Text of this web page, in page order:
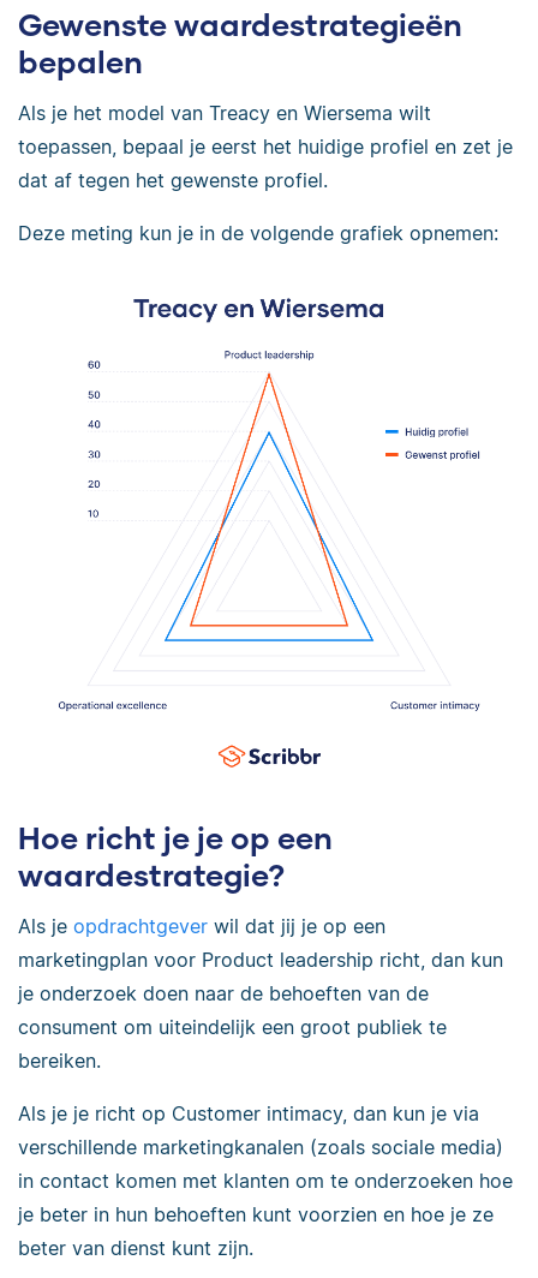
Gewenste waardestrategieën
bepalen
Als je het model van Treacy en Wiersema wilt
toepassen, bepaal je eerst het huidige profiel en zet je
dat af tegen het gewenste profiel.
Deze meting kun je in de volgende grafiek opnemen:
Hoe richt je je op een
waardestrategie?
Als je opdrachtgever wil dat jij je op een
marketingplan voor Product leadership richt, dan kun
je onderzoek doen naar de behoeften van de
consument om uiteindelijk een groot publiek te
bereiken.
Als je je richt op Customer intimacy, dan kun je via
verschillende marketingkanalen (zoals sociale media)
in contact komen met klanten om te onderzoeken hoe
je beter in hun behoeften kunt voorzien en hoe je ze
beter van dienst kunt zijn.